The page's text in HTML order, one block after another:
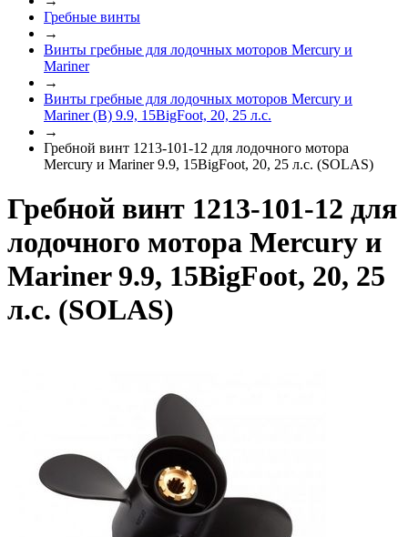
Гребные винты
→
Винты гребные для лодочных моторов Mercury и
Mariner
→
Винты гребные для лодочных моторов Mercury и
Mariner (B) 9.9, 15BigFoot, 20, 25 л.с.
→
Гребной винт 1213-101-12 для лодочного мотора
Mercury и Mariner 9.9, 15BigFoot, 20, 25 л.с. (SOLAS)
Гребной винт 1213-101-12 для
лодочного мотора Mercury и
Mariner 9.9, 15BigFoot, 20, 25
л.с. (SOLAS)